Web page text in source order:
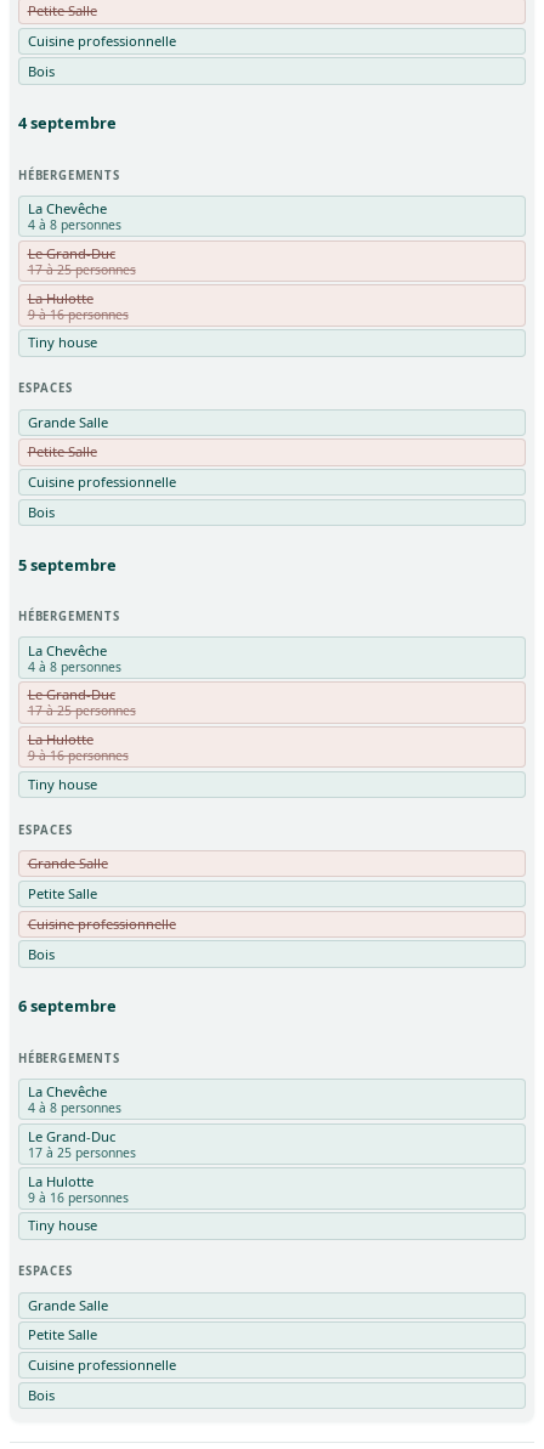
Petite Salle
Cuisine professionnelle
Bois
4septembre
HÉBERGEMENTS
La Chevêche
4 à 8 personnes
Le Grand-Duc
17 à 25 personnes
La Hulotte
9 à 16 personnes
Tiny house
ESPACES
Grande Salle
Petite Salle
Cuisine professionnelle
Bois
5septembre
HÉBERGEMENTS
La Chevêche
4 à 8 personnes
Le Grand-Duc
17 à 25 personnes
La Hulotte
9 à 16 personnes
Tiny house
ESPACES
Grande Salle
Petite Salle
Cuisine professionnelle
Bois
6septembre
HÉBERGEMENTS
La Chevêche
4 à 8 personnes
Le Grand-Duc
17 à 25 personnes
La Hulotte
9 à 16 personnes
Tiny house
ESPACES
Grande Salle
Petite Salle
Cuisine professionnelle
Bois